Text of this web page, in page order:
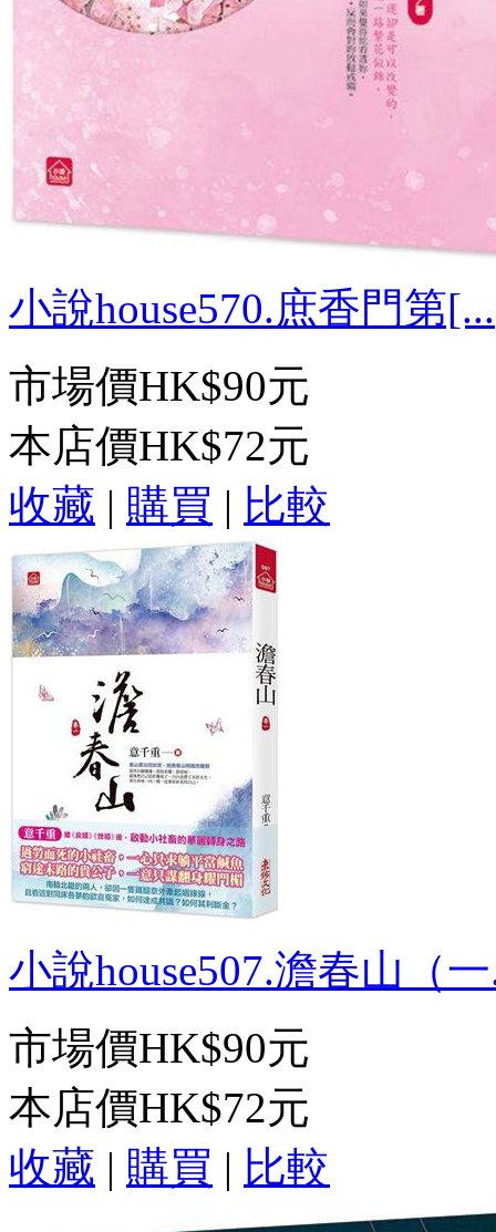
小說house570.庶香門第[...
市場價HK$90元
本店價HK$72元
收藏 | 購買 | 比較
小說house507.澹春山（
市場價HK$90元
本店價HK$72元
收藏 | 購買 | 比較